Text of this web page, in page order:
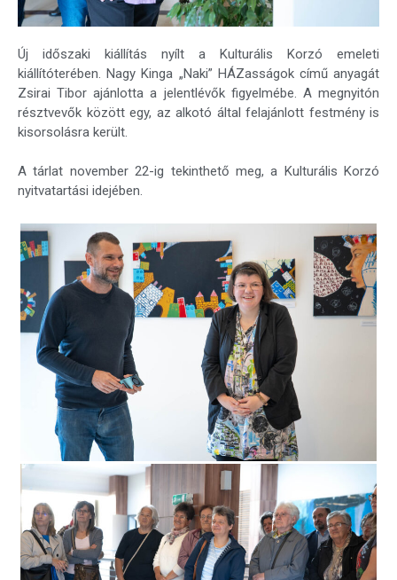
Új időszaki kiállítás nyílt a Kulturális Korzó emeleti
kiállítóterében. Nagy Kinga „Naki” HÁZasságok című anyagát
Zsirai Tibor ajánlotta a jelentlévők figyelmébe. A megnyitón
résztvevők között egy, az alkotó által felajánlott festmény is
kisorsolásra került.
A tárlat november 22-ig tekinthető meg, a Kulturális Korzó
nyitvatartási idejében.